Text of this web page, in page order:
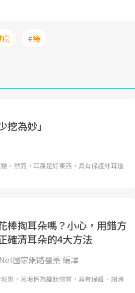
#癢
為妙」
。然而，耳屎是好東西，具有保護外耳道
棒掏耳朵嗎？小心，用錯方
確清耳朵的4大方法
國家網路醫藥 編譯
象，耳垢係為蠟狀物質，具有保護、潤滑